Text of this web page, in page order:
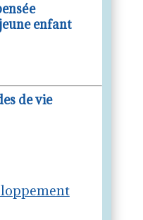
enfant
de vie